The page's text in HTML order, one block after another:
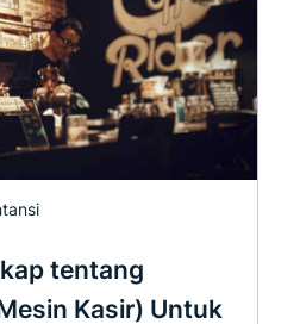
tentang
Kasir) Untuk